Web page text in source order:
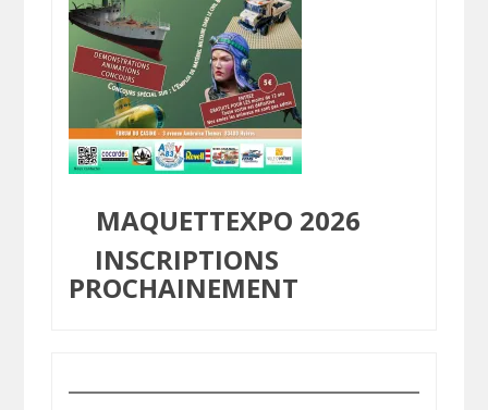
MAQUETTEXPO 2026
INSCRIPTIONS
PROCHAINEMENT